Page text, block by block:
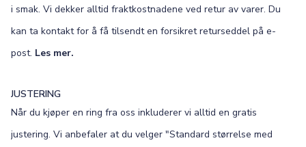
i smak. Vi dekker alltid fraktkostnadene ved retur av varer. Du
kan ta kontakt for å få tilsendt en forsikret returseddel på e-
post. Les mer.
JUSTERING
Når du kjøper en ring fra oss inkluderer vi alltid en gratis
justering. Vi anbefaler at du velger "Standard størrelse med